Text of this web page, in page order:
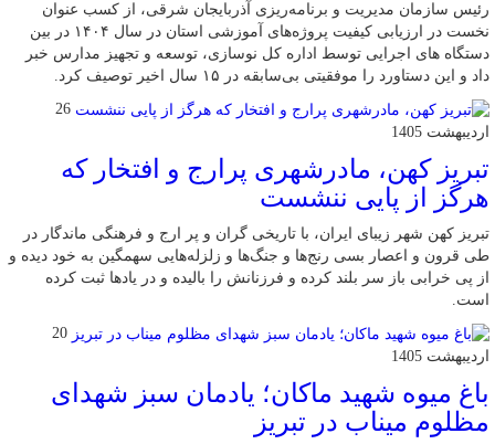
رئیس سازمان مدیریت و برنامه‌ریزی آذربایجان شرقی، از کسب عنوان
نخست در ارزیابی کیفیت پروژه‌های آموزشی استان در سال ۱۴۰۴ در بین
دستگاه های اجرایی توسط اداره کل نوسازی، توسعه و تجهیز مدارس خبر
داد و این دستاورد را موفقیتی بی‌سابقه در ۱۵ سال اخیر توصیف کرد.
26
اردیبهشت 1405
تبریز کهن، مادرشهری پرارج و افتخار که
هرگز از پایی ننشست
تبریز کهن شهر زیبای ایران، با تاریخی گران و پر ارج و فرهنگی ماندگار در
طی قرون و اعصار بسی رنج‌ها و جنگ‌ها و زلزله‌هایی سهمگین به خود دیده و
از پی خرابی باز سر بلند کرده و فرزنانش را بالیده و در یادها ثبت کرده
است.
20
اردیبهشت 1405
باغ میوه شهید ماکان؛ یادمان سبز شهدای
مظلوم میناب در تبریز